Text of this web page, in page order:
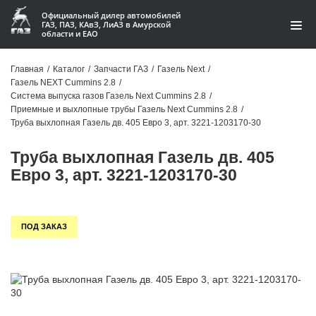
Официальный дилер автомобилей
ГАЗ, ПАЗ, КАвЗ, ЛиАЗ в Амурской
области и ЕАО
Акции
О компании
Контакты
Гарантии
Автомобили
Главная / Каталог / Запчасти ГАЗ / Газель Next /
Газель NEXT Cummins 2.8 /
Система выпуска газов Газель Next Cummins 2.8 /
Приемные и выхлопные трубы Газель Next Cummins 2.8 /
Труба выхлопная Газель дв. 405 Евро 3, арт. 3221-1203170-30
Труба выхлопная Газель дв. 405
Евро 3, арт. 3221-1203170-30
ПОД ЗАКАЗ